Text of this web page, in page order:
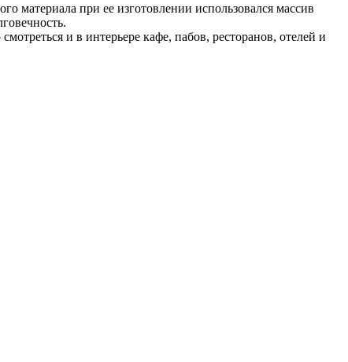
материала при ее изготовлении использовался массив
и в интерьере кафе, пабов, ресторанов, отелей и